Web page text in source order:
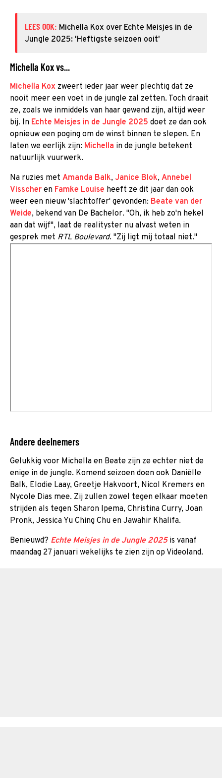
LEES OOK: Michella Kox over Echte Meisjes in de
Jungle 2025: 'Heftigste seizoen ooit'
Michella Kox vs...
Michella Kox zweert ieder jaar weer plechtig dat ze
nooit meer een voet in de jungle zal zetten. Toch draait
ze, zoals we inmiddels van haar gewend zijn, altijd weer
bij. In Echte Meisjes in de Jungle 2025 doet ze dan ook
opnieuw een poging om de winst binnen te slepen. En
laten we eerlijk zijn: Michella in de jungle betekent
natuurlijk vuurwerk.
Na ruzies met Amanda Balk, Janice Blok, Annebel
Visscher en Famke Louise heeft ze dit jaar dan ook
weer een nieuw 'slachtoffer' gevonden: Beate van der
Weide, bekend van De Bachelor. "Oh, ik heb zo'n hekel
aan dat wijf", laat de realityster nu alvast weten in
gesprek met RTL Boulevard. "Zij ligt mij totaal niet."
Andere deelnemers
Gelukkig voor Michella en Beate zijn ze echter niet de
enige in de jungle. Komend seizoen doen ook Daniëlle
Balk, Elodie Laay, Greetje Hakvoort, Nicol Kremers en
Nycole Dias mee. Zij zullen zowel tegen elkaar moeten
strijden als tegen Sharon Ipema, Christina Curry, Joan
Pronk, Jessica Yu Ching Chu en Jawahir Khalifa.
Benieuwd? Echte Meisjes in de Jungle 2025is vanaf
maandag 27 januari wekelijks te zien zijn op Videoland.